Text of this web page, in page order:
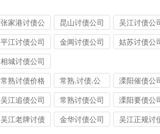
张家港讨债公
司
昆山讨债公司 吴江讨债公
平江讨债公司 金阊讨债公司 姑苏讨债公
相城讨债公司
常熟讨债价格
常熟.讨债.公
司
溧阳催债公
吴江追债公司 常熟讨债公司 溧阳要债公
吴江老牌讨债
金华讨债公司
吴江正规讨